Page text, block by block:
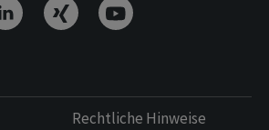
Rechtliche Hinweise